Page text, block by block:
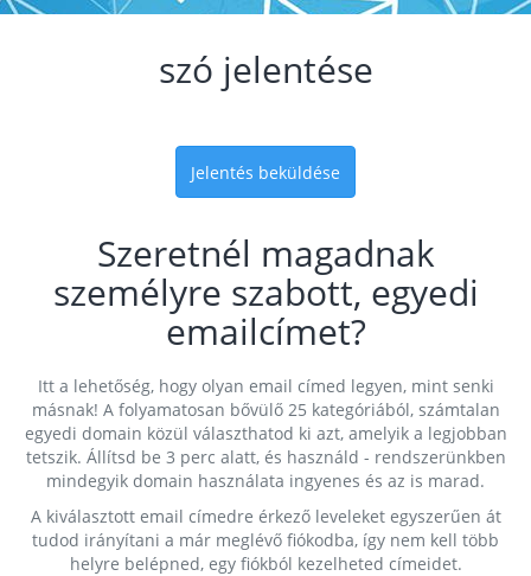
szó jelentése
Jelentés beküldése
Szeretnél magadnak
személyre szabott, egyedi
emailcímet?
Itt a lehetőség, hogy olyan email címed legyen, mint senki
másnak! A folyamatosan bővülő 25 kategóriából, számtalan
egyedi domain közül választhatod ki azt, amelyik a legjobban
tetszik. Állítsd be 3 perc alatt, és használd - rendszerünkben
mindegyik domain használata ingyenes és az is marad.
A kiválasztott email címedre érkező leveleket egyszerűen át
tudod irányítani a már meglévő fiókodba, így nem kell több
helyre belépned, egy fiókból kezelheted címeidet.